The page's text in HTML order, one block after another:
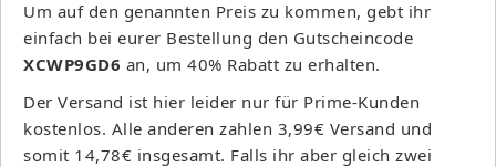
Um auf den genannten Preis zu kommen, gebt ihr
einfach bei eurer Bestellung den Gutscheincode
XCWP9GD6 an, um 40% Rabatt zu erhalten.
Der Versand ist hier leider nur für Prime-Kunden
kostenlos. Alle anderen zahlen 3,99€ Versand und
somit 14,78€ insgesamt. Falls ihr aber gleich zwei